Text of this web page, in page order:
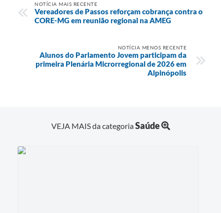
NOTÍCIA MAIS RECENTE
Vereadores de Passos reforçam cobrança contra o
CORE-MG em reunião regional na AMEG
NOTÍCIA MENOS RECENTE
Alunos do Parlamento Jovem participam da
primeira Plenária Microrregional de 2026 em
Alpinópolis
VEJA MAIS da categoriaSaúde